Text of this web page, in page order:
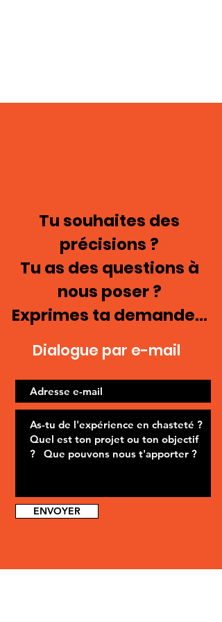
Tu souhaites des
précisions ?
Tu as des questions à
nous poser ?
Exprimes ta demande...
Dialogue par e-mail
ENVOYER